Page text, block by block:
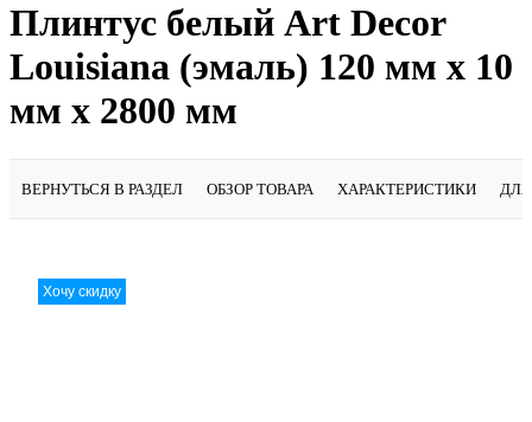
Плинтус белый Art Decor
Louisiana (эмаль) 120 мм х 10
мм х 2800 мм
ВЕРНУТЬСЯ В РАЗДЕЛ ОБЗОР ТОВАРА ХАРАКТЕРИСТИКИ
Хочу скидку